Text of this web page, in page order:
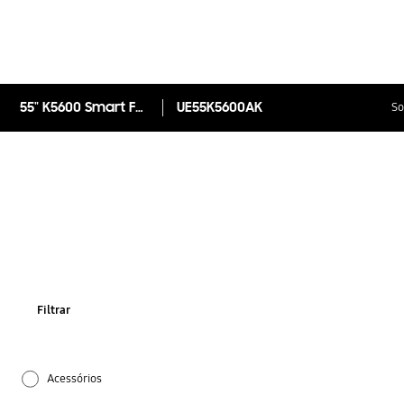
55" K5600 Smart Full HD TV UE55K5600AK
Filtrar
Acessórios